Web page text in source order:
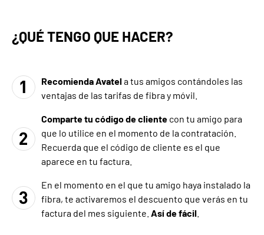
¿QUÉ TENGO QUE HACER?
Recomienda Avatela tus amigos contándoles las
ventajas de las tarifas de fibra y móvil.
Comparte tu código de cliente con tu amigo para
que lo utilice en el momento de la contratación.
Recuerda que el código de cliente es el que
aparece en tu factura.
En el momento en el que tu amigo haya instalado la
fibra, te activaremos el descuento que verás en tu
factura del mes siguiente. Así de fácil